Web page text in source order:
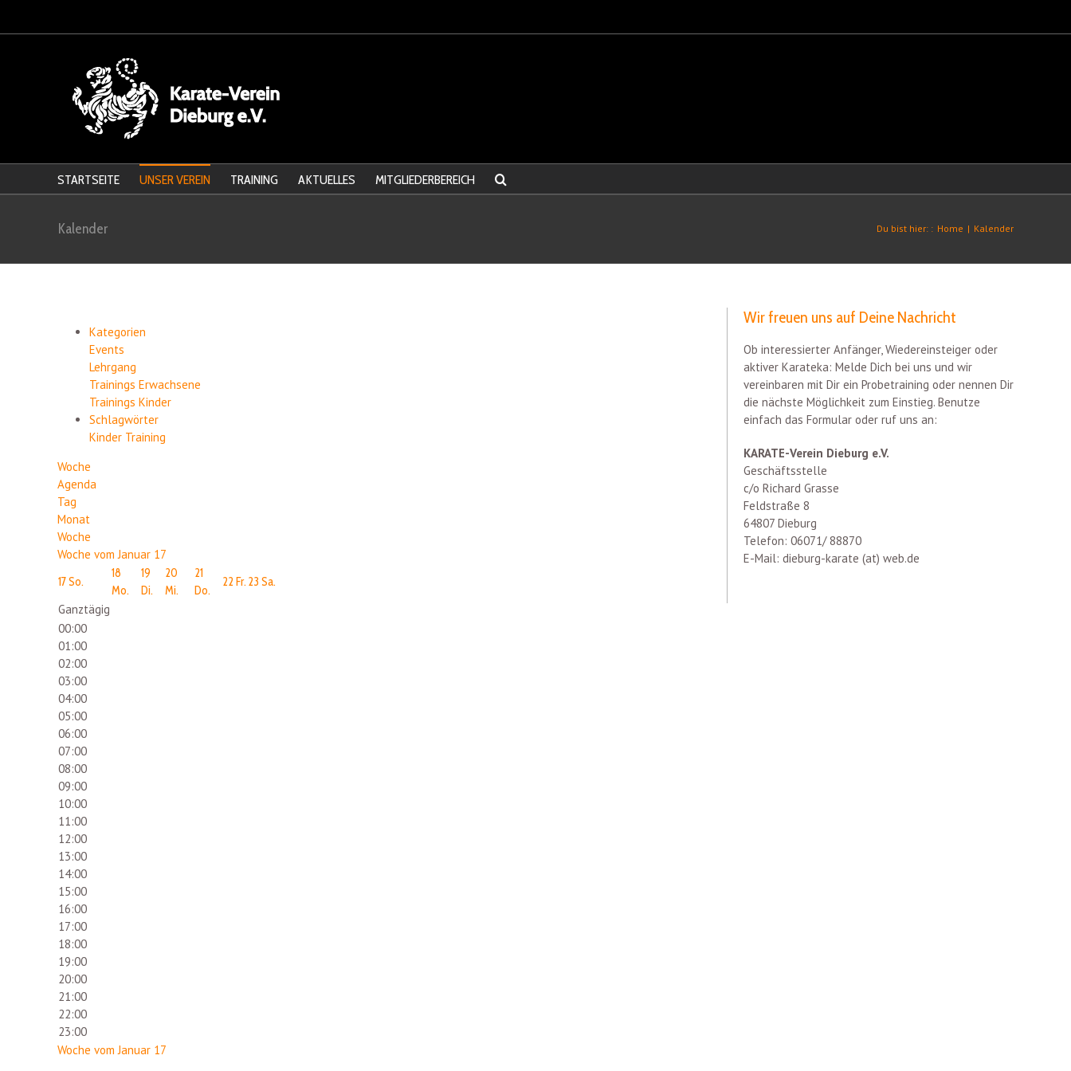
STARTSEITE UNSER VEREIN TRAINING AKTUELLES MITGLIEDERBEREICH
Kalender Du bist hier: : Home | Kalender
Kategorien
Events
Lehrgang
Trainings Erwachsene
Trainings Kinder
Schlagwörter
Kinder Training
Woche
Agenda
Tag
Monat
Woche
Woche vom Januar 17
17So.
18
Mo.
19
Di.
20
Mi.
21
Do.
22 Fr. 23 Sa.
Ganztägig
00:00
01:00
02:00
03:00
04:00
05:00
06:00
07:00
08:00
09:00
10:00
11:00
12:00
13:00
14:00
15:00
16:00
17:00
18:00
19:00
20:00
21:00
22:00
23:00
Woche vom Januar 17
Wir freuen uns auf Deine Nachricht
Ob interessierter Anfänger, Wiedereinsteiger oder
aktiver Karateka: Melde Dich bei uns und wir
vereinbaren mit Dir ein Probetraining oder nennen Dir
die nächste Möglichkeit zum Einstieg. Benutze
einfach das Formular oder ruf uns an:
KARATE-Verein Dieburg e.V.
Geschäftsstelle
c/o Richard Grasse
Feldstraße 8
64807 Dieburg
Telefon: 06071/ 88870
E-Mail: dieburg-karate (at) web.de